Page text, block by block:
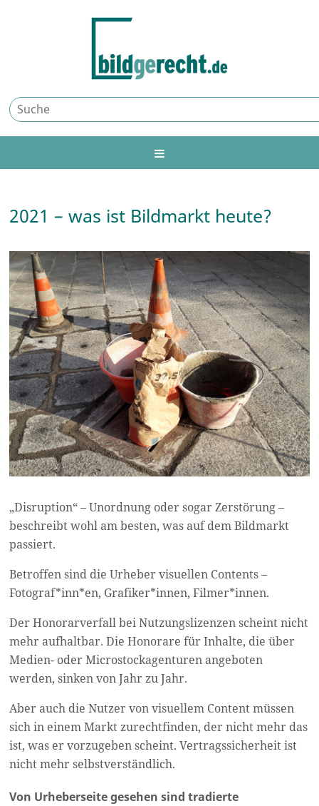
2021 – was ist Bildmarkt heute?
„Disruption“ – Unordnung oder sogar Zerstörung –
beschreibt wohl am besten, was auf dem Bildmarkt
passiert.
Betroffen sind die Urheber visuellen Contents –
Fotograf*inn*en, Grafiker*innen, Filmer*innen.
Der Honorarverfall bei Nutzungslizenzen scheint nicht
mehr aufhaltbar. Die Honorare für Inhalte, die über
Medien- oder Microstockagenturen angeboten
werden, sinken von Jahr zu Jahr.
Aber auch die Nutzer von visuellem Content müssen
sich in einem Markt zurechtfinden, der nicht mehr das
ist, was er vorzugeben scheint. Vertragssicherheit ist
nicht mehr selbstverständlich.
Von Urheberseite gesehen sind tradierte